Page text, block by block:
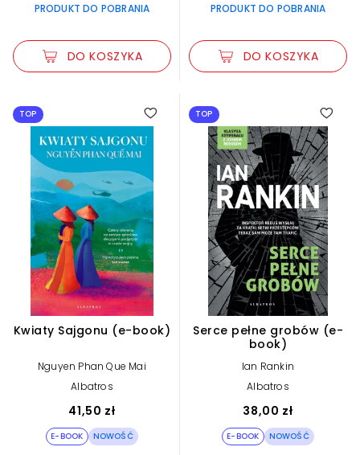
PRODUKT DO POBRANIA
DO KOSZYKA
PRODUKT DO POBRANIA
DO KOSZYKA
TOP
Kwiaty Sajgonu (e-book)
Nguyen Phan Que Mai
Albatros
41,50 zł
E-BOOK NOWOŚĆ
TOP
Serce pełne grobów (e-
book)
Ian Rankin
Albatros
38,00 zł
E-BOOK NOWOŚĆ
nauki ścisłe 656
podróże
podręczniki
poezja i dramat
polscy autorzy 2127
poradniki 3185
prawo 43
proza obyczajowa 6742
1096